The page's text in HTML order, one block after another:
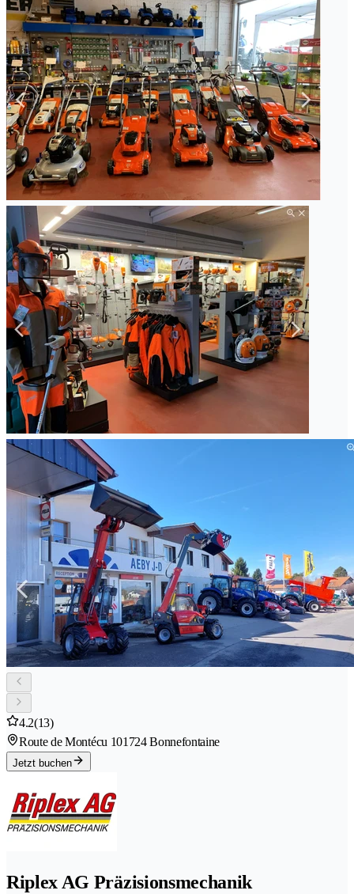
4.2(13)
Route de Montécu 101724 Bonnefontaine
Jetzt buchen
Riplex AG Präzisionsmechanik